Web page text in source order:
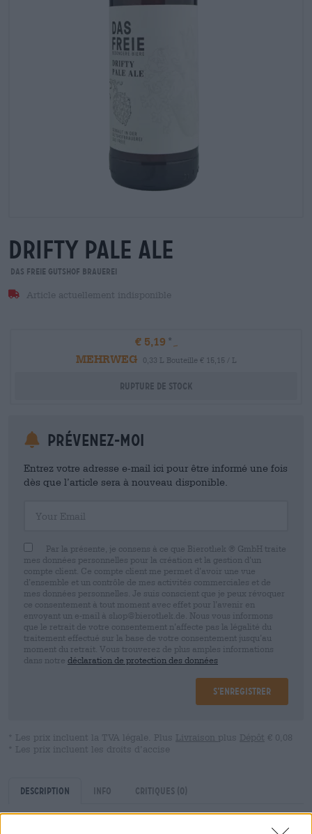
drifty pale ale
Das Freie Gutshof Brauerei
Article actuellement indisponible
€ 5,19
MEHRWEG
0,33 L Bouteille € 15,15 / L
Rupture de stock
Prévenez-moi
Entrez votre adresse e-mail ici pour être informé une fois
dès que l’article sera à nouveau disponible.
Par la présente, je consens à ce que Bierothek ® GmbH traite
mes données personnelles pour la création et la gestion d’un
compte client. Ce compte client me permet d’avoir une vue
d’ensemble et un contrôle de mes activités commerciales et de
mes données personnelles. Je suis conscient que je peux révoquer
ce consentement à tout moment avec effet pour l’avenir en
envoyant un e-mail à shop@bierothek.de. Nous vous informons
que le retrait de votre consentement n’affecte pas la légalité du
traitement effectué sur la base de votre consentement jusqu’au
moment du retrait. Vous trouverez de plus amples informations
dans notre déclaration de protection des données
S’enregistrer
* Les prix incluent la TVA légale. Plus Livraison plus Dépôt € 0,08
* Les prix incluent les droits d’accise
Description Info Critiques (0)